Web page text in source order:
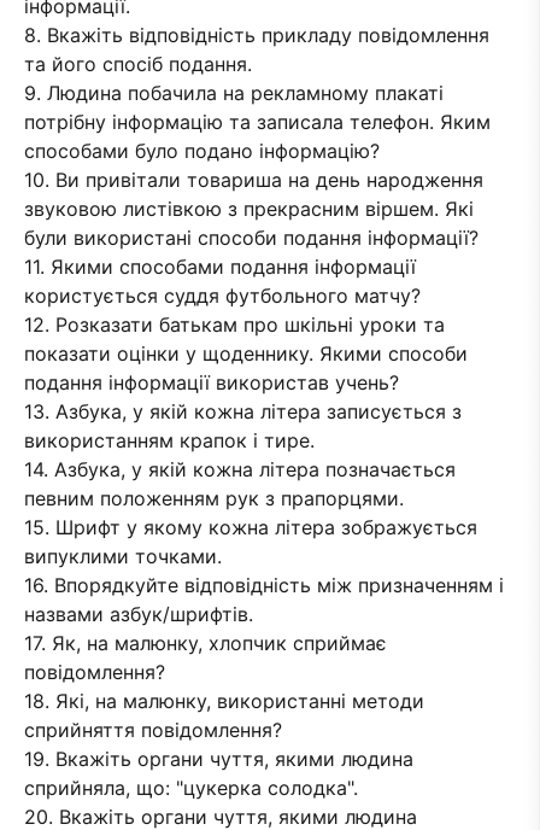
інформації.
8. Вкажіть відповідність прикладу повідомлення
та його спосіб подання.
9. Людина побачила на рекламному плакаті
потрібну інформацію та записала телефон. Яким
способами було подано інформацію?
10. Ви привітали товариша на день народження
звуковою листівкою з прекрасним віршем. Які
були використані способи подання інформації?
11. Якими способами подання інформації
користується суддя футбольного матчу?
12. Розказати батькам про шкільні уроки та
показати оцінки у щоденнику. Якими способи
подання інформації використав учень?
13. Азбука, у якій кожна літера записується з
використанням крапок і тире.
14. Азбука, у якій кожна літера позначається
певним положенням рук з прапорцями.
15. Шрифт у якому кожна літера зображується
випуклими точками.
16. Впорядкуйте відповідність між призначенням і
назвами азбук/шрифтів.
17. Як, на малюнку, хлопчик сприймає
повідомлення?
18. Які, на малюнку, використанні методи
сприйняття повідомлення?
19. Вкажіть органи чуття, якими людина
сприйняла, що: "цукерка солодка".
20. Вкажіть органи чуття, якими людина